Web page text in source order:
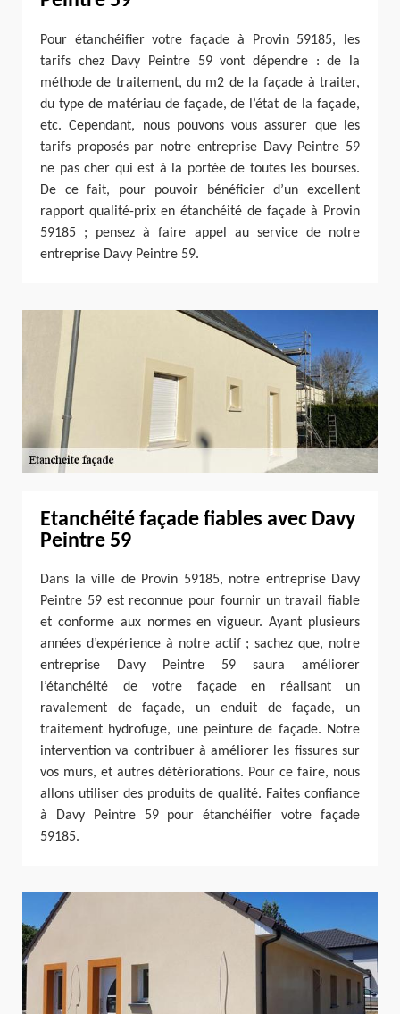
Pour étanchéifier votre façade à Provin 59185, les
tarifs chez Davy Peintre 59 vont dépendre : de la
méthode de traitement, du m2 de la façade à traiter,
du type de matériau de façade, de l’état de la façade,
etc. Cependant, nous pouvons vous assurer que les
tarifs proposés par notre entreprise Davy Peintre 59
ne pas cher qui est à la portée de toutes les bourses.
De ce fait, pour pouvoir bénéficier d’un excellent
rapport qualité-prix en étanchéité de façade à Provin
59185 ; pensez à faire appel au service de notre
entreprise Davy Peintre 59.
Etanchéité façade fiables avec Davy
Peintre 59
Dans la ville de Provin 59185, notre entreprise Davy
Peintre 59 est reconnue pour fournir un travail fiable
et conforme aux normes en vigueur. Ayant plusieurs
années d’expérience à notre actif ; sachez que, notre
entreprise Davy Peintre 59 saura améliorer
l’étanchéité de votre façade en réalisant un
ravalement de façade, un enduit de façade, un
traitement hydrofuge, une peinture de façade. Notre
intervention va contribuer à améliorer les fissures sur
vos murs, et autres détériorations. Pour ce faire, nous
allons utiliser des produits de qualité. Faites confiance
à Davy Peintre 59 pour étanchéifier votre façade
59185.